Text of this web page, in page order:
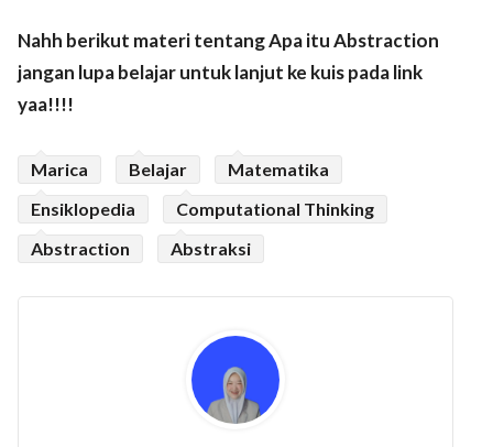
Nahh berikut materi tentang Apa itu Abstraction
jangan lupa belajar untuk lanjut ke kuis pada link
yaa!!!!
Marica Belajar
Matematika
Ensiklopedia
Computational Thinking
Abstraction
Abstraksi